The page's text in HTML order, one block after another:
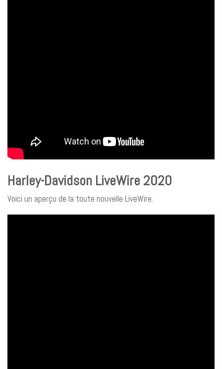
Harley-Davidson LiveWire 2020
Voici un aperçu de la toute nouvelle LiveWire.